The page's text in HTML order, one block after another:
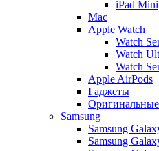
iPad Mini
Mac
Apple Watch
Watch
Watch
Watch
Apple AirPods
Гаджеты
Samsung
Samsung
Samsung